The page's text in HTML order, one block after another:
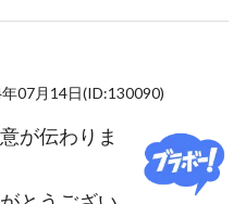
07月14日(ID:130090)
が伝わりま